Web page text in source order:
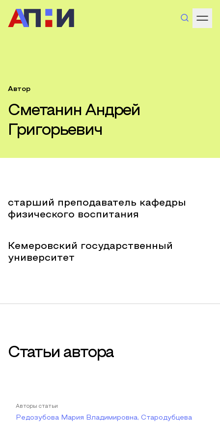
Автор
Сметанин Андрей
Григорьевич
старший преподаватель кафедры
физического воспитания
Кемеровский государственный
университет
Статьи автора
Авторы статьи
Редозубова Мария Владимировна, Стародубцева